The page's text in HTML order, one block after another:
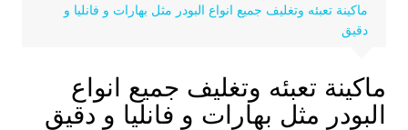
ماكينة تعبئه وتغليف جميع انواع البودر مثل بهارات و فانليا و
دقيق
ماكينة تعبئه وتغليف جميع انواع
البودر مثل بهارات و فانليا و دقيق